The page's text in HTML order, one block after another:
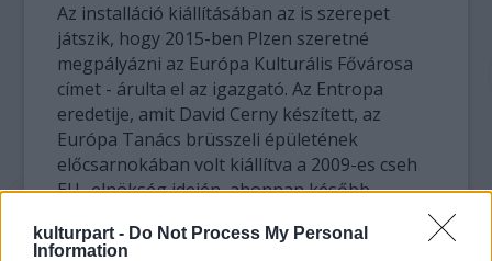
kulturpart - Do Not Process My Personal
Information
Az installáció kiállításában az is szerepet
játszik, hogy 2015-ben Plzen szeretné
megpályázni az Európa Kulturális Fővárosa
címet - árulta el az igazgató. Az Entropa
eredetije, amit David Cerny készített, az
Európa Tanács brüsszeli épületének
előcsarnokában volt kiállítva a 2009-es cseh
EU- elnökség idején, ahonnan később